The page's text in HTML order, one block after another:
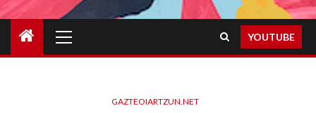
Menu
YOUTUBE
GAZTEOIARTZUN.NET